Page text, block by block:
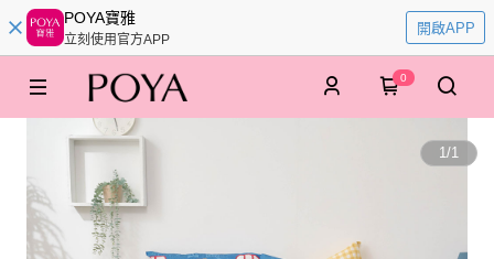
POYA寶雅
立刻使用官方APP
開啟APP
0
1/1